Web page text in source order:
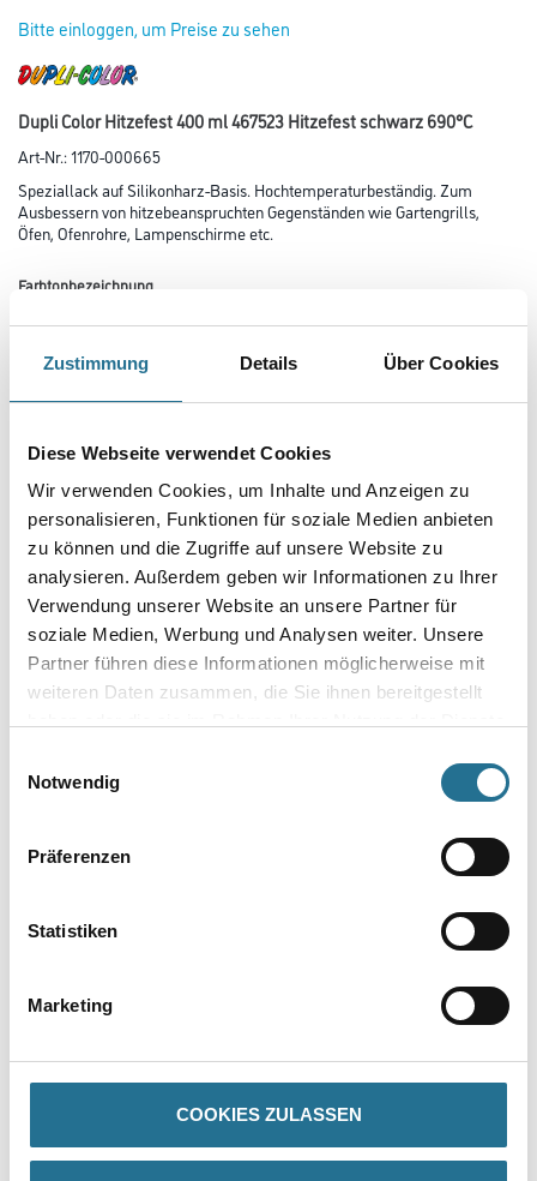
Zustimmung Details Über Cookies
Diese Webseite verwendet Cookies
Wir verwenden Cookies, um Inhalte und Anzeigen zu
personalisieren, Funktionen für soziale Medien anbieten
zu können und die Zugriffe auf unsere Website zu
analysieren. Außerdem geben wir Informationen zu Ihrer
Verwendung unserer Website an unsere Partner für
soziale Medien, Werbung und Analysen weiter. Unsere
Partner führen diese Informationen möglicherweise mit
weiteren Daten zusammen, die Sie ihnen bereitgestellt
Notwendig
Präferenzen
Statistiken
Marketing
COOKIES ZULASSEN
Bitte einloggen, um Preise zu sehen
Dupli Color Hitzefest 400 ml 467523 Hitzefest schwarz 690°C
Art-Nr.:1170-000665
Speziallack auf Silikonharz-Basis. Hochtemperaturbeständig. Zum
Ausbessern von hitzebeanspruchten Gegenständen wie Gartengrills,
Öfen, Ofenrohre, Lampenschirme etc.
Farbtonbezeichnung
Umrechnungsfaktoren
Grifffest: 60 min